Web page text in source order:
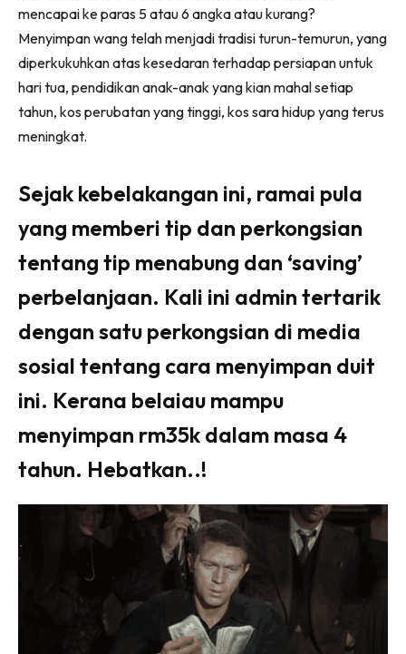
mencapai ke paras 5 atau 6 angka atau kurang?
Menyimpan wang telah menjadi tradisi turun-temurun, yang
diperkukuhkan atas kesedaran terhadap persiapan untuk
hari tua, pendidikan anak-anak yang kian mahal setiap
tahun, kos perubatan yang tinggi, kos sara hidup yang terus
meningkat.
Sejak kebelakangan ini, ramai pula
yang memberi tip dan perkongsian
tentang tip menabung dan ‘saving’
perbelanjaan. Kali ini admin tertarik
dengan satu perkongsian di media
sosial tentang cara menyimpan duit
ini. Kerana belaiau mampu
menyimpan rm35k dalam masa 4
tahun. Hebatkan..!